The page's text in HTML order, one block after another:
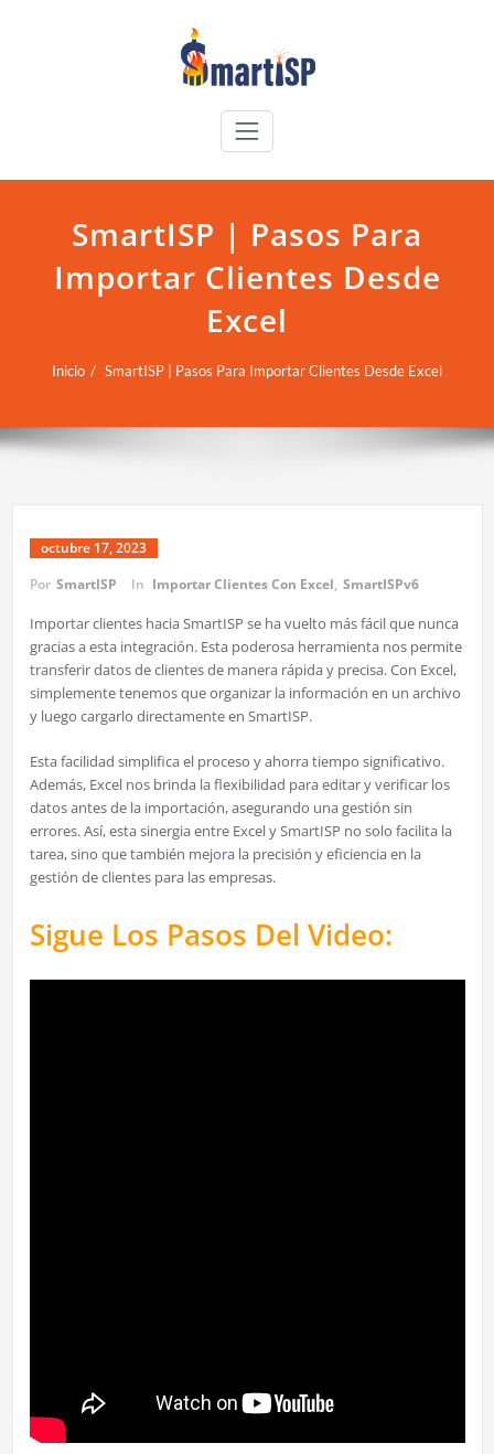
SmartISP | Pasos Para
Importar Clientes Desde
Excel
Inicio SmartISP | Pasos Para Importar Clientes Desde Excel
octubre 17, 2023
Por SmartISP In Importar Clientes Con Excel, SmartISPv6
Importar clientes hacia SmartISP se ha vuelto más fácil que nunca
gracias a esta integración. Esta poderosa herramienta nos permite
transferir datos de clientes de manera rápida y precisa. Con Excel,
simplemente tenemos que organizar la información en un archivo
y luego cargarlo directamente en SmartISP.
Esta facilidad simplifica el proceso y ahorra tiempo significativo.
Además, Excel nos brinda la flexibilidad para editar y verificar los
datos antes de la importación, asegurando una gestión sin
errores. Así, esta sinergia entre Excel y SmartISP no solo facilita la
tarea, sino que también mejora la precisión y eficiencia en la
gestión de clientes para las empresas.
Sigue Los Pasos Del Video: